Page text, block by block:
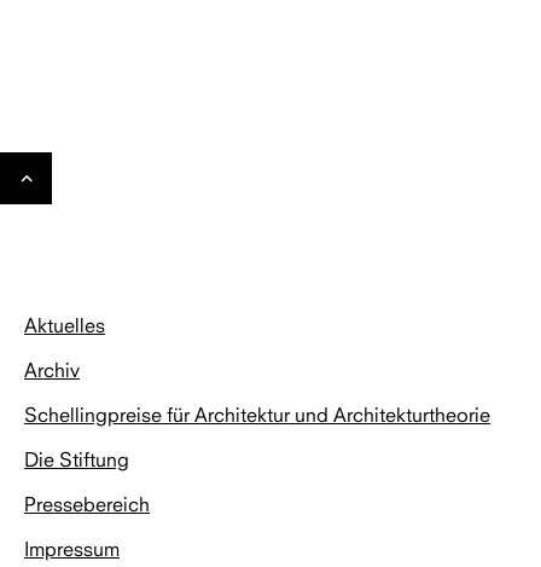
Gehe
Aktuelles
Archiv
Schellingpreise für Architektur und Architekturtheorie
Die Stiftung
Pressebereich
Impressum